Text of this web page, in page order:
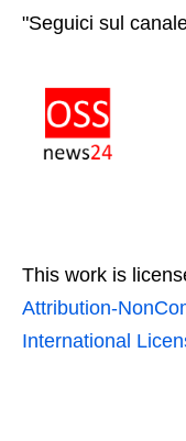
"Seguici sul
This work is
Attribution-
International